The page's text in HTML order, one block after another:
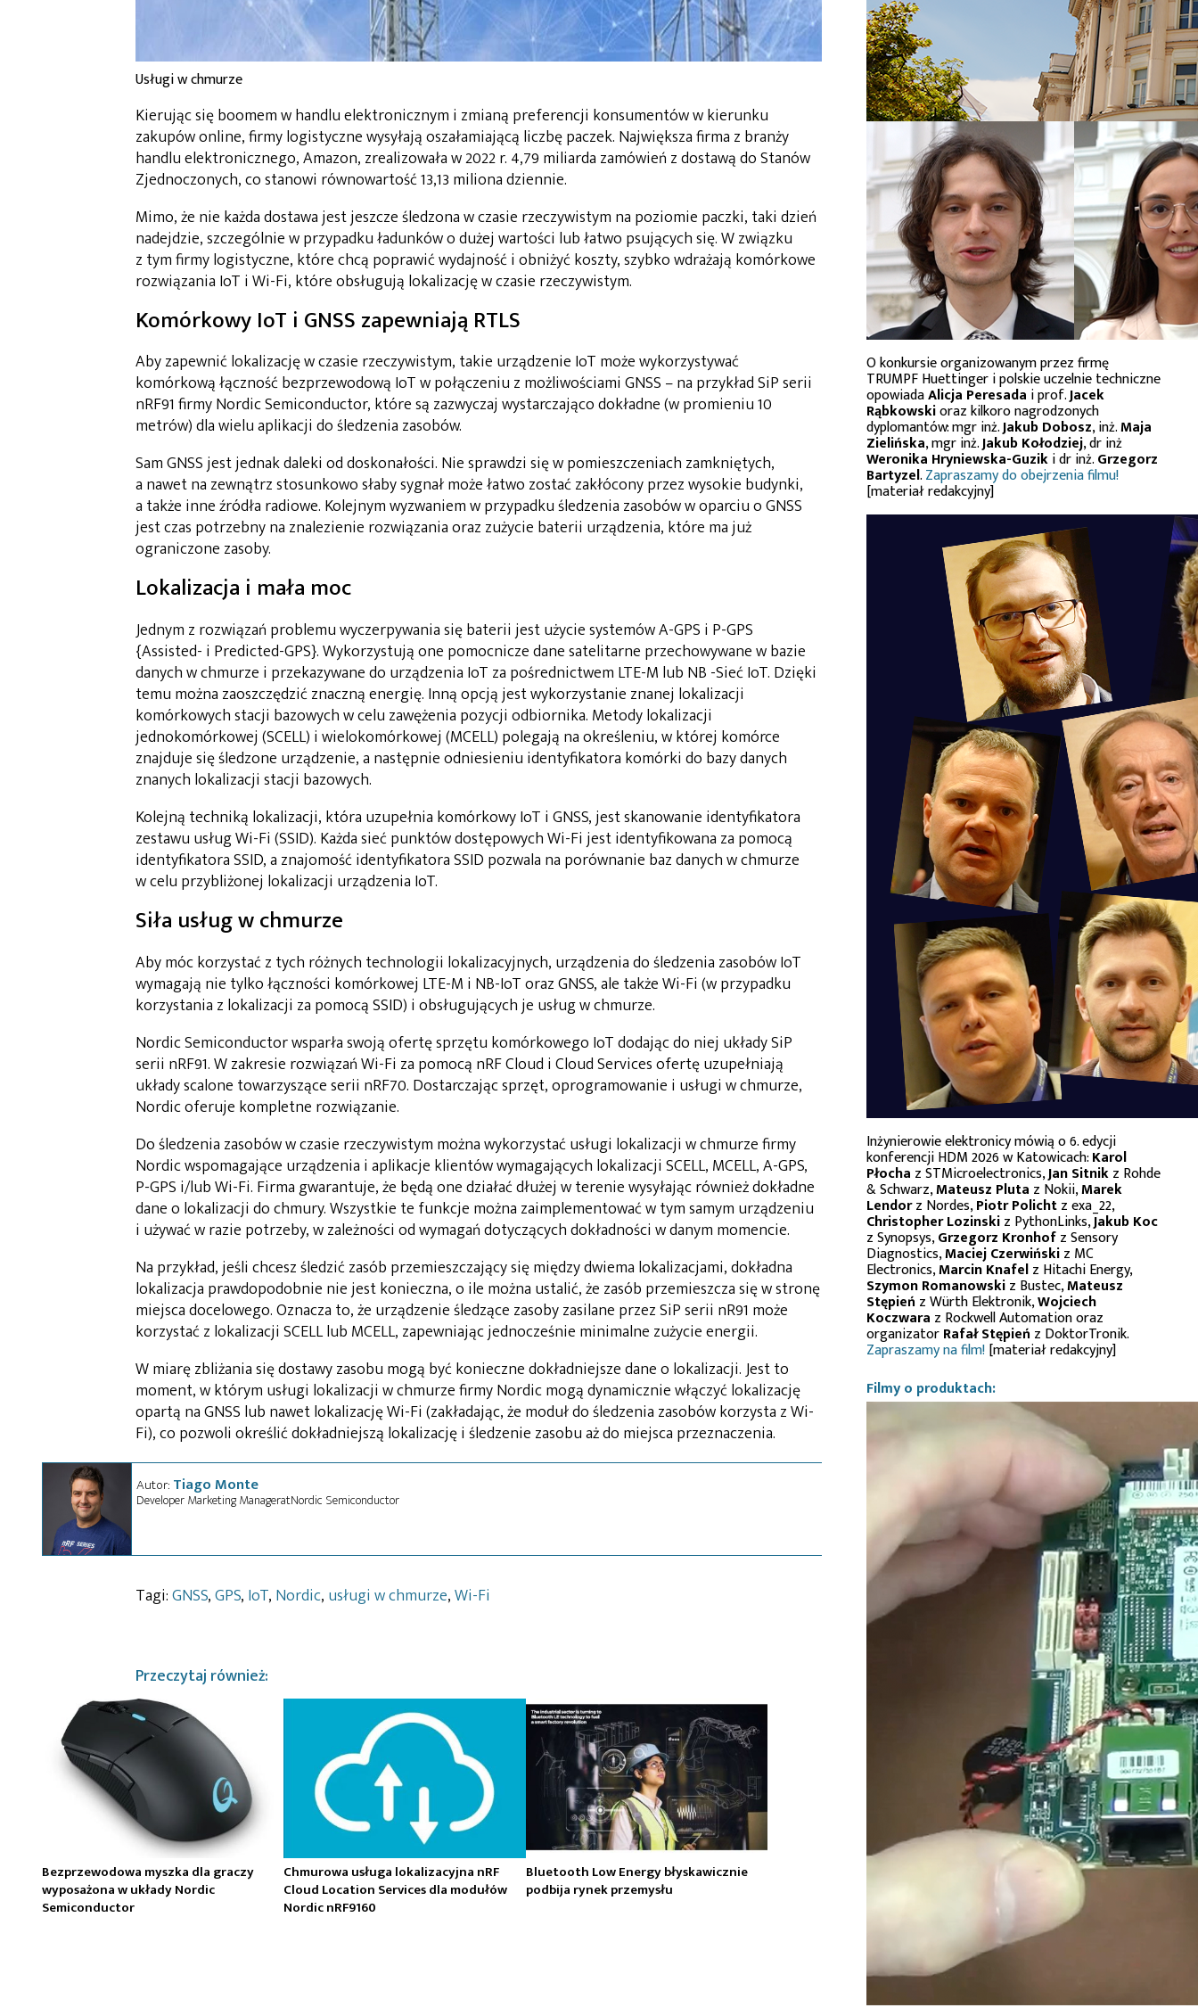
Usługi w chmurze
Kierując się boomem w handlu elektronicznym i zmianą preferencji konsumentów w kierunku
zakupów online, firmy logistyczne wysyłają oszałamiającą liczbę paczek. Największa firma z branży
handlu elektronicznego, Amazon, zrealizowała w 2022 r. 4,79 miliarda zamówień z dostawą do Stanów
Zjednoczonych, co stanowi równowartość 13,13 miliona dziennie.
Mimo, że nie każda dostawa jest jeszcze śledzona w czasie rzeczywistym na poziomie paczki, taki dzień
nadejdzie, szczególnie w przypadku ładunków o dużej wartości lub łatwo psujących się. W związku
z tym firmy logistyczne, które chcą poprawić wydajność i obniżyć koszty, szybko wdrażają komórkowe
rozwiązania IoT i Wi-Fi, które obsługują lokalizację w czasie rzeczywistym.
Komórkowy IoT i GNSS zapewniają RTLS
Aby zapewnić lokalizację w czasie rzeczywistym, takie urządzenie IoT może wykorzystywać
komórkową łączność bezprzewodową IoT w połączeniu z możliwościami GNSS – na przykład SiP serii
nRF91 firmy Nordic Semiconductor, które są zazwyczaj wystarczająco dokładne (w promieniu 10
metrów) dla wielu aplikacji do śledzenia zasobów.
Sam GNSS jest jednak daleki od doskonałości. Nie sprawdzi się w pomieszczeniach zamkniętych,
a nawet na zewnątrz stosunkowo słaby sygnał może łatwo zostać zakłócony przez wysokie budynki,
a także inne źródła radiowe. Kolejnym wyzwaniem w przypadku śledzenia zasobów w oparciu o GNSS
jest czas potrzebny na znalezienie rozwiązania oraz zużycie baterii urządzenia, które ma już
ograniczone zasoby.
Lokalizacja i mała moc
Jednym z rozwiązań problemu wyczerpywania się baterii jest użycie systemów A-GPS i P-GPS
{Assisted- i Predicted-GPS}. Wykorzystują one pomocnicze dane satelitarne przechowywane w bazie
danych w chmurze i przekazywane do urządzenia IoT za pośrednictwem LTE-M lub NB -Sieć IoT. Dzięki
temu można zaoszczędzić znaczną energię. Inną opcją jest wykorzystanie znanej lokalizacji
komórkowych stacji bazowych w celu zawężenia pozycji odbiornika. Metody lokalizacji
jednokomórkowej (SCELL) i wielokomórkowej (MCELL) polegają na określeniu, w której komórce
znajduje się śledzone urządzenie, a następnie odniesieniu identyfikatora komórki do bazy danych
znanych lokalizacji stacji bazowych.
Kolejną techniką lokalizacji, która uzupełnia komórkowy IoT i GNSS, jest skanowanie identyfikatora
zestawu usług Wi-Fi (SSID). Każda sieć punktów dostępowych Wi-Fi jest identyfikowana za pomocą
identyfikatora SSID, a znajomość identyfikatora SSID pozwala na porównanie baz danych w chmurze
w celu przybliżonej lokalizacji urządzenia IoT.
Siła usług w chmurze
Aby móc korzystać z tych różnych technologii lokalizacyjnych, urządzenia do śledzenia zasobów IoT
wymagają nie tylko łączności komórkowej LTE-M i NB-IoT oraz GNSS, ale także Wi-Fi (w przypadku
korzystania z lokalizacji za pomocą SSID) i obsługujących je usług w chmurze.
Nordic Semiconductor wsparła swoją ofertę sprzętu komórkowego IoT dodając do niej układy SiP
serii nRF91. W zakresie rozwiązań Wi-Fi za pomocą nRF Cloud i Cloud Services ofertę uzupełniają
układy scalone towarzyszące serii nRF70. Dostarczając sprzęt, oprogramowanie i usługi w chmurze,
Nordic oferuje kompletne rozwiązanie.
Do śledzenia zasobów w czasie rzeczywistym można wykorzystać usługi lokalizacji w chmurze firmy
Nordic wspomagające urządzenia i aplikacje klientów wymagających lokalizacji SCELL, MCELL, A-GPS,
P-GPS i/lub Wi-Fi. Firma gwarantuje, że będą one działać dłużej w terenie wysyłając również dokładne
dane o lokalizacji do chmury. Wszystkie te funkcje można zaimplementować w tym samym urządzeniu
i używać w razie potrzeby, w zależności od wymagań dotyczących dokładności w danym momencie.
Na przykład, jeśli chcesz śledzić zasób przemieszczający się między dwiema lokalizacjami, dokładna
lokalizacja prawdopodobnie nie jest konieczna, o ile można ustalić, że zasób przemieszcza się w stronę
miejsca docelowego. Oznacza to, że urządzenie śledzące zasoby zasilane przez SiP serii nR91 może
korzystać z lokalizacji SCELL lub MCELL, zapewniając jednocześnie minimalne zużycie energii.
W miarę zbliżania się dostawy zasobu mogą być konieczne dokładniejsze dane o lokalizacji. Jest to
moment, w którym usługi lokalizacji w chmurze firmy Nordic mogą dynamicznie włączyć lokalizację
opartą na GNSS lub nawet lokalizację Wi-Fi (zakładając, że moduł do śledzenia zasobów korzysta z Wi-
Fi), co pozwoli określić dokładniejszą lokalizację i śledzenie zasobu aż do miejsca przeznaczenia.
Autor: Tiago Monte
Developer Marketing Managerat Nordic Semiconductor
Tagi:GNSS,GPS, IoT, Nordic, usługi w chmurze,Wi-Fi
Przeczytaj również:
Bezprzewodowa myszka dla graczy
wyposażona w układy Nordic
Semiconductor
Chmurowa usługa lokalizacyjna nRF
Cloud Location Services dla modułów
Nordic nRF9160
Bluetooth Low Energy błyskawicznie
podbija rynek przemysłu
O konkursie organizowanym przez firmę
TRUMPF Huettinger i polskie uczelnie techniczne
opowiadaAlicja Peresada i prof.Jacek
Rąbkowskioraz kilkoro nagrodzonych
dyplomantów: mgr inż.Jakub Dobosz, inż.Maja
Zielińska, mgr inż.Jakub Kołodziej, dr inż
Weronika Hryniewska-Guziki dr inż.Grzegorz
Bartyzel.Zapraszamy do obejrzenia filmu!
[materiał redakcyjny]
Inżynierowie elektronicy mówią o 6. edycji
konferencji HDM 2026 w Katowicach:Karol
Płocha z STMicroelectronics,Jan Sitnikz Rohde
& Schwarz,Mateusz Pluta z Nokii,Marek
Lendorz Nordes,Piotr Polichtz exa_22,
Christopher Lozinskiz PythonLinks,Jakub Koc
z Synopsys,Grzegorz Kronhofz Sensory
Diagnostics,Maciej Czerwińskiz MC
Electronics,Marcin Knafelz Hitachi Energy,
Szymon Romanowskiz Bustec,Mateusz
Stępień z Würth Elektronik,Wojciech
Koczwara z Rockwell Automation oraz
organizatorRafał Stępień z DoktorTronik.
Zapraszamy na film![materiał redakcyjny]
Filmy o produktach: